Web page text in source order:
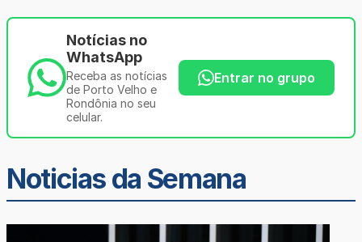
Notícias no
WhatsApp
Receba as notícias
de Porto Velho e
Rondônia no seu
celular.
Entrar no grupo
Noticias da Semana